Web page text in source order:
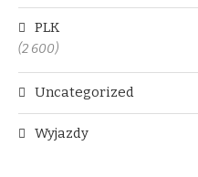
PLK
(2 600)
Uncategorized
Wyjazdy